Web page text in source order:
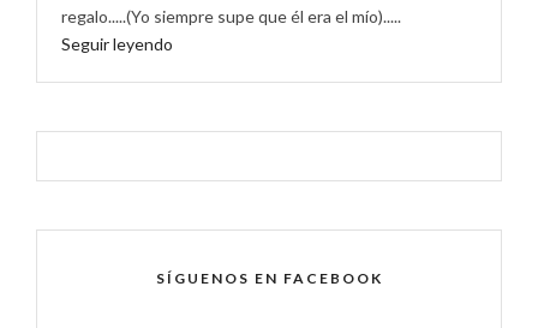
regalo.....(Yo siempre supe que él era el mío).....
Seguir leyendo
SÍGUENOS EN FACEBOOK